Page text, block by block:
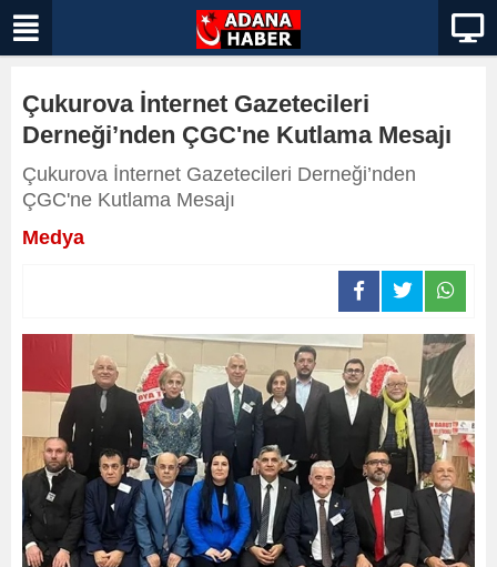
Çukurova İnternet Gazetecileri
Derneği’nden ÇGC'ne Kutlama Mesajı
Çukurova İnternet Gazetecileri Derneği’nden
ÇGC'ne Kutlama Mesajı
Medya